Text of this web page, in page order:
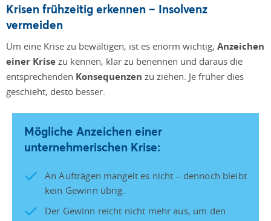
Krisen frühzeitig erkennen – Insolvenz
vermeiden
Um eine Krise zu bewältigen, ist es enorm wichtig, Anzeichen
einer Krise zu kennen, klar zu benennen und daraus die
entsprechenden Konsequenzen zu ziehen. Je früher dies
geschieht, desto besser.
Mögliche Anzeichen einer
unternehmerischen Krise:
An Aufträgen mangelt es nicht – dennoch bleibt
kein Gewinn übrig.
Der Gewinn reicht nicht mehr aus, um den